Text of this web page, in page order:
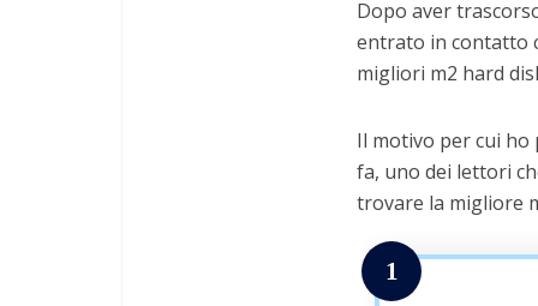
Dopo aver
entrato in contatto
migliori m2 hard
Il motivo per cui
fa, uno dei lettori
trovare la migliore
1